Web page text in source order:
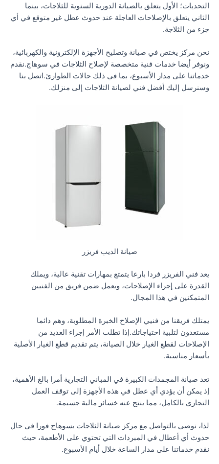
التحديات؛ الأول يتعلق بالصيانة الدورية السنوية للثلاجات، بينما
الثاني يتعلق بالإصلاحات العاجلة عند حدوث عطل غير متوقع في أي
جزء من الثلاجة.
نحن مركز يختص في صيانة وتصليح الأجهزة الإلكترونية والكهربائية،
ونوفر أيضا خدمات فنية متخصصة لإصلاح الثلاجات في سوهاج.نقدم
خدماتنا على مدار الأسبوع، بما في ذلك حالات الطوارئ.اتصل بنا
وسنرسل إليك أفضل فني لصيانة الثلاجات إلى منزلك.
صيانة الديب فريزر
يعد فني الفريزر فردا بارعا يتمتع بمهارات تقنية عالية، ويملك
القدرة على إجراء الإصلاحات، ويعمل ضمن فريق من الفنيين
المتمكنين في هذا المجال.
يمتلك فريقنا من فنيي الإصلاح الخبرة المطلوبة، وهم دائما
مستعدون لتلبية احتياجاتك.إذا تطلب الأمر إجراء العديد من
الإصلاحات لقطع الغيار خلال الصيانة، يتم تقديم قطع الغيار الأصلية
بأسعار مناسبة.
تعد صيانة المجمدات الكبيرة في المباني التجارية أمرا بالغ الأهمية،
إذ يمكن أن يؤدي أي عطل في هذه الأجهزة إلى توقف العمل
التجاري بالكامل، مما ينتج عنه خسائر مالية جسيمة.
لذا، نوصي بالتواصل مع مركز صيانة الثلاجات بسوهاج فورا في حال
حدوث أي أعطال في المبردات التي تحتوي على الأطعمة، حيث
نقدم خدماتنا على مدار الساعة خلال أيام الأسبوع.